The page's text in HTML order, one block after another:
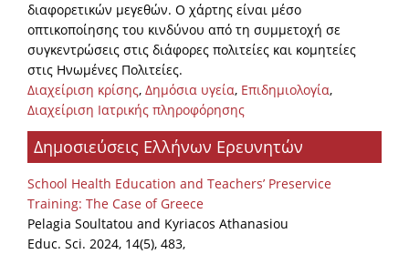
διαφορετικών μεγεθών. Ο χάρτης είναι μέσο
οπτικοποίησης του κινδύνου από τη συμμετοχή σε
συγκεντρώσεις στις διάφορες πολιτείες και κομητείες
στις Ηνωμένες Πολιτείες.
Διαχείριση κρίσης, Δημόσια υγεία, Επιδημιολογία,
Διαχείριση Ιατρικής πληροφόρησης
Δημοσιεύσεις Ελλήνων Ερευνητών
School Health Education and Teachers’ Preservice
Training: The Case of Greece
Pelagia Soultatou and Kyriacos Athanasiou
Educ. Sci. 2024, 14(5), 483,